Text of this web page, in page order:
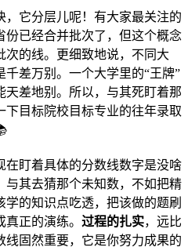
，它分层儿呢！有大家最关注的
份已经合并批次了，但这个概念
的线。更细致地说，不同大
差万别。一个大学里的“王牌”
差地别。所以，与其死盯着那
目标院校目标专业的往年录取
在盯着具体的分数线数字是没啥
与其去猜那个未知数，不如把精
的知识点吃透，把该做的题刷
正的演练。 过程的扎实，远比
线固然重要，它是你努力成果的